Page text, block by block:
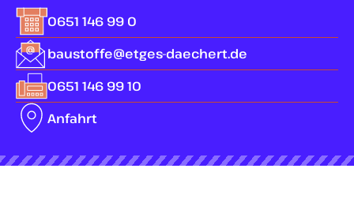
0651 146 99 0
baustoffe@etges-daechert.de
0651 146 99 10
Anfahrt